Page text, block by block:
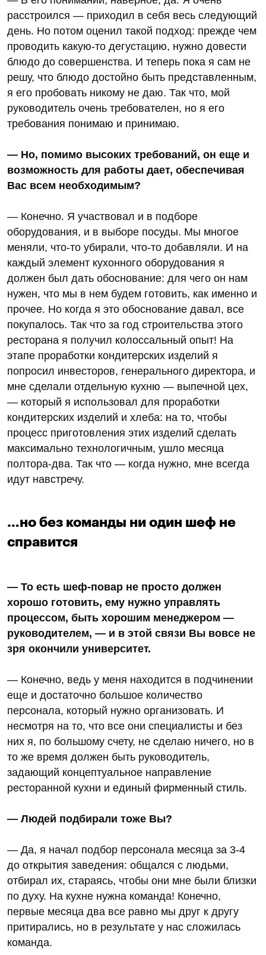
расстроился — приходил в себя весь следующий
день. Но потом оценил такой подход: прежде чем
проводить какую-то дегустацию, нужно довести
блюдо до совершенства. И теперь пока я сам не
решу, что блюдо достойно быть представленным,
я его пробовать никому не даю. Так что, мой
руководитель очень требователен, но я его
требования понимаю и принимаю.
— Но, помимо высоких требований, он еще и
возможность для работы дает, обеспечивая
Вас всем необходимым?
— Конечно. Я участвовал и в подборе
оборудования, и в выборе посуды. Мы многое
меняли, что-то убирали, что-то добавляли. И на
каждый элемент кухонного оборудования я
должен был дать обоснование: для чего он нам
нужен, что мы в нем будем готовить, как именно и
прочее. Но когда я это обоснование давал, все
покупалось. Так что за год строительства этого
ресторана я получил колоссальный опыт! На
этапе проработки кондитерских изделий я
попросил инвесторов, генерального директора, и
мне сделали отдельную кухню — выпечной цех,
— который я использовал для проработки
кондитерских изделий и хлеба: на то, чтобы
процесс приготовления этих изделий сделать
максимально технологичным, ушло месяца
полтора-два. Так что — когда нужно, мне всегда
идут навстречу.
…но без команды ни один шеф не
справится
— То есть шеф-повар не просто должен
хорошо готовить, ему нужно управлять
процессом, быть хорошим менеджером —
руководителем, — и в этой связи Вы вовсе не
зря окончили университет.
— Конечно, ведь у меня находится в подчинении
еще и достаточно большое количество
персонала, который нужно организовать. И
несмотря на то, что все они специалисты и без
них я, по большому счету, не сделаю ничего, но в
то же время должен быть руководитель,
задающий концептуальное направление
ресторанной кухни и единый фирменный стиль.
— Людей подбирали тоже Вы?
— Да, я начал подбор персонала месяца за 3-4
до открытия заведения: общался с людьми,
отбирал их, стараясь, чтобы они мне были близки
по духу. На кухне нужна команда! Конечно,
первые месяца два все равно мы друг к другу
притирались, но в результате у нас сложилась
команда.